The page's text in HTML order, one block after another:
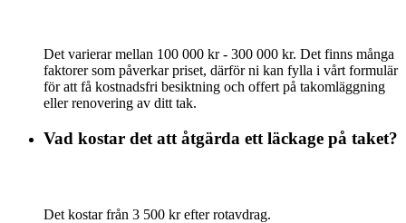
Det varierar mellan 100 000 kr - 300 000 kr. Det finns många
faktorer som påverkar priset, därför ni kan fylla i vårt formulär
för att få kostnadsfri besiktning och offert på takomläggning
eller renovering av ditt tak.
Vad kostar det att åtgärda ett läckage på taket?
Det kostar från 3 500 kr efter rotavdrag.